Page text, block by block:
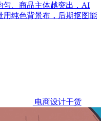
匀、商品主体越突出，AI
纯色背景布，后期抠图能
电商设计干货